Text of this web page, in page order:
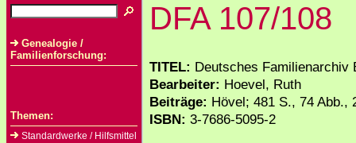
Genealogie /
Familienforschung:
Themen:
Standardwerke / Hilfsmittel
DFA 107/108
TITEL: Deutsches Familienarchiv
Bearbeiter: Hoevel, Ruth
Beiträge: Hövel; 481 S., 74 Abb.,
ISBN: 3-7686-5095-2